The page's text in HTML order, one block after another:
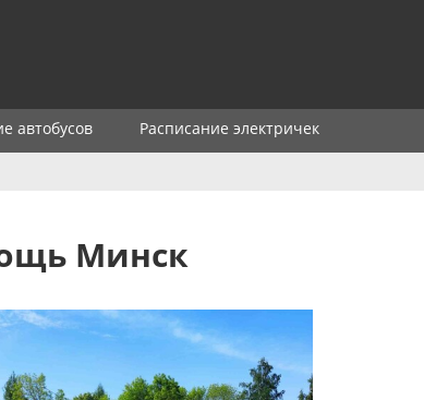
автобусов Расписание электричек
Минск